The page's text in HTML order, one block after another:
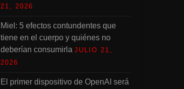
21, 2026
Miel: 5 efectos contundentes que
tiene en el cuerpo y quiénes no
deberían consumirla JULIO 21,
2026
El primer dispositivo de OpenAI será